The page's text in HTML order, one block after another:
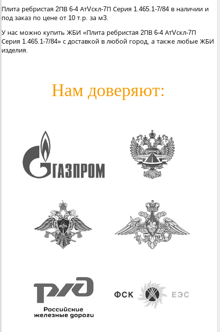
Плита ребристая 2ПВ 6-4 АтVскл-7П Серия 1.465.1-7/84 в наличии и
под заказ по цене от 10 т.р. за м3.
У нас можно купить ЖБИ «Плита ребристая 2ПВ 6-4 АтVскл-7П
Серия 1.465.1-7/84» с доставкой в любой город, а также любые ЖБИ
изделия.
Нам доверяют: